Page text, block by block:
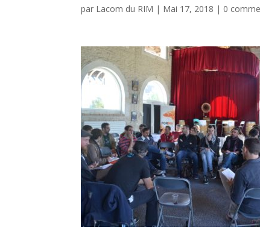
par Lacom du RIM | Mai 17, 2018 | 0